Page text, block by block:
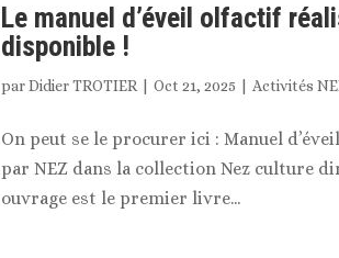
Le manuel d’éveil olfactif
disponible !
parDidier TROTIER|Oct 21, 2025 |Activités
On peut se le procurer ici : Manuel
par NEZ dans la collection Nez culture
ouvrage est le premier livre...